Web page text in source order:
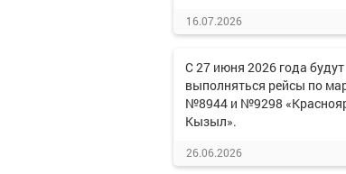
16.07.2026
С 27 июня 2026 года будут
выполняться рейсы по
№8944 и №9298
Кызыл».
26.06.2026